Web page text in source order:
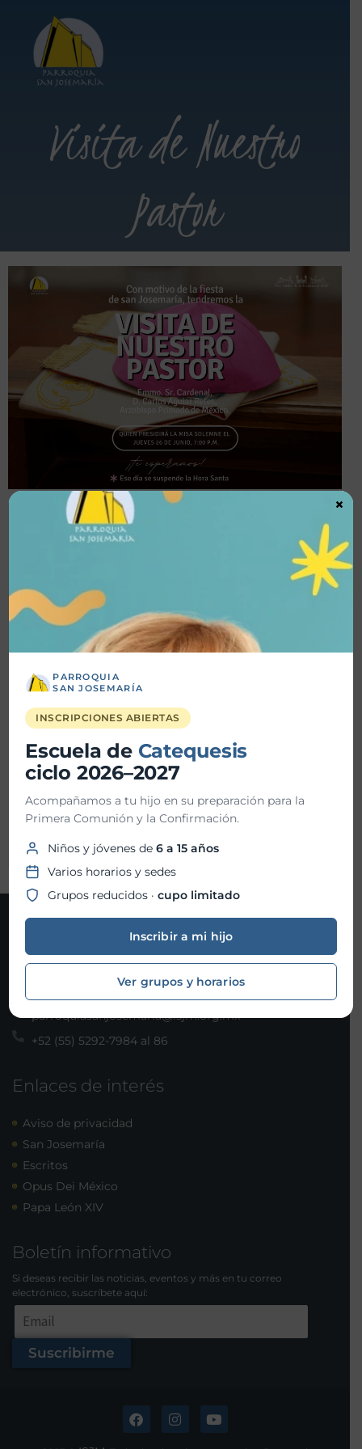
Visita de Nuestro
Pastor
Detalles
Fecha fin:26-06-2025
Hora fin:
Ubicación:Parroquia San Josemaría
Organizador: Parroquia San
Josemaría
01210 Ciudad de México
parroquiasanjosemaria@isjm.org.mx
+52 (55) 5292-7984 al 86
Enlaces de interés
Aviso de privacidad
San Josemaría
Escritos
Opus Dei México
Papa León XIV
Boletín informativo
Si deseas recibir las noticias, eventos y más en tu correo
electrónico, suscríbete aquí:
Suscribirme
PARROQUIA
SAN JOSEMARÍA
INSCRIPCIONES ABIERTAS
Escuela de Catequesis
ciclo 2026–2027
Acompañamos a tu hijo en su preparación para la
Primera Comunión y la Confirmación.
Niños y jóvenes de6 a 15 años
Varios horarios y sedes
Grupos reducidos ·cupo limitado
Inscribir a mi hijo
Ver grupos y horarios
×